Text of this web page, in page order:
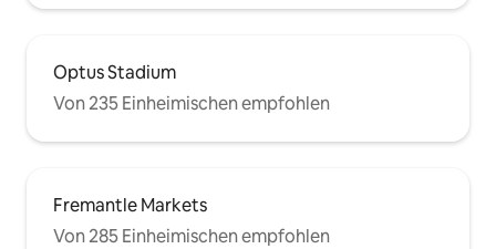
Optus Stadium
Von 235 Einheimischen empfohlen
Fremantle Markets
Von 285 Einheimischen empfohlen